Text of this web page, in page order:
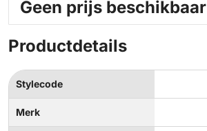
Geen prijs beschikbaar
Productdetails
Stylecode
Merk